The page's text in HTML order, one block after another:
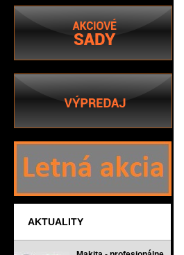
AKTUALITY